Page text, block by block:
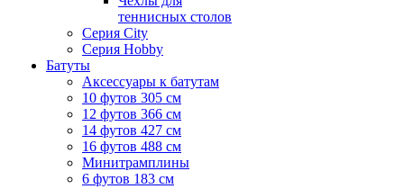
теннисных столов
Серия City
Серия Hobby
Батуты
Аксессуары к батутам
10 футов 305 см
12 футов 366 см
14 футов 427 см
16 футов 488 см
Минитрамплины
6 футов 183 см